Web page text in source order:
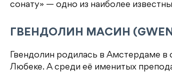
сонату» — одно из наиболее
ГВЕНДОЛИН МАСИН
Гвендолин родилась в Амстердаме
Любеке. А среди её именитых